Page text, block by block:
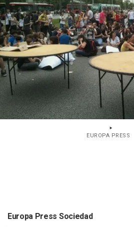
EUROPA PRESS
Europa Press Sociedad